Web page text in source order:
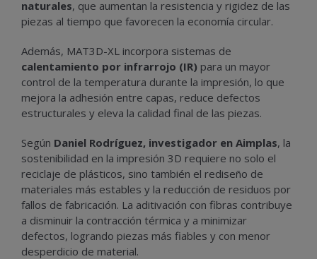
naturales, que aumentan la resistencia y rigidez de las
piezas al tiempo que favorecen la economía circular.
Además, MAT3D-XL incorpora sistemas de
calentamiento por infrarrojo (IR) para un mayor
control de la temperatura durante la impresión, lo que
mejora la adhesión entre capas, reduce defectos
estructurales y eleva la calidad final de las piezas.
Según Daniel Rodríguez, investigador en Aimplas, la
sostenibilidad en la impresión 3D requiere no solo el
reciclaje de plásticos, sino también el rediseño de
materiales más estables y la reducción de residuos por
fallos de fabricación. La aditivación con fibras contribuye
a disminuir la contracción térmica y a minimizar
defectos, logrando piezas más fiables y con menor
desperdicio de material.